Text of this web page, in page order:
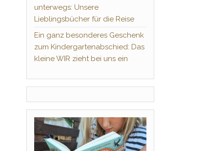
unterwegs: Unsere
Lieblingsbücher für die Reise
Ein ganz besonderes Geschenk
zum Kindergartenabschied: Das
kleine WIR zieht bei uns ein